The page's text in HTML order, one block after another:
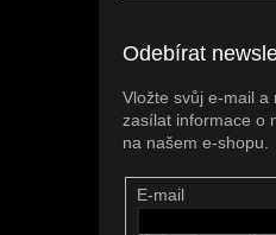
Odebírat
Vložte svůj e-mail a
zasílat informace o
na našem e-shopu.
E-mail